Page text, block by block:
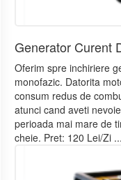
Generator Curent
Oferim spre inchiriere
monofazic. Datorita
consum redus de
atunci cand aveti
perioada mai mare de
cheie. Pret: 120 Lei/Zi ...